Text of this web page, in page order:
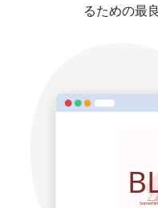
るための最